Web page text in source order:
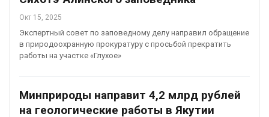
Окт 15, 2025
Экспертный совет по заповедному делу направил обращение
в природоохранную прокуратуру с просьбой прекратить
работы на участке «Глухое»
Минприроды направит 4,2 млрд рублей
на геологические работы в Якутии